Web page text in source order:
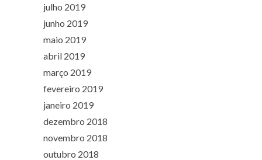
julho 2019
junho 2019
maio 2019
abril 2019
março 2019
fevereiro 2019
janeiro 2019
dezembro 2018
novembro 2018
outubro 2018